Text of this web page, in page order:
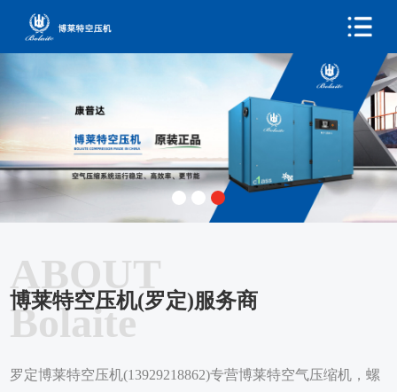
ABOUT
Bolaite
博莱特空压机(罗定)服务商
罗定博莱特空压机(13929218862)专营博莱特空气压缩机，螺